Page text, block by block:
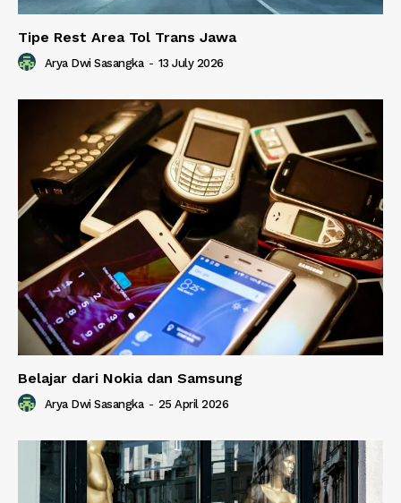
Tipe Rest Area Tol Trans Jawa
Arya Dwi Sasangka - 13 July 2026
Belajar dari Nokia dan Samsung
Arya Dwi Sasangka - 25 April 2026